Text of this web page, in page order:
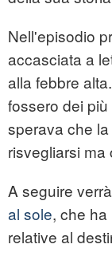
Nell'episodio
accasciata a
alla febbre
fossero dei
sperava che
risvegliarsi
A seguire
al sole, che
relative al